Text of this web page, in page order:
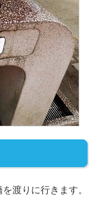
渡りに行きます。